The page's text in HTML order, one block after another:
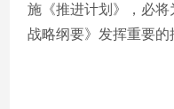
施《推进计划》，必
战略纲要》发挥重要的